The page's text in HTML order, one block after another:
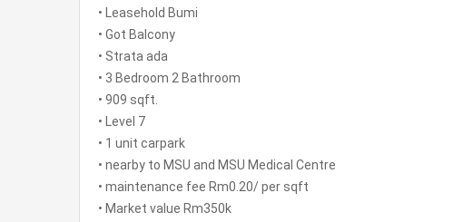
• Leasehold Bumi
• Got Balcony
• Strata ada
• 3 Bedroom 2 Bathroom
• 909 sqft.
• Level 7
• 1 unit carpark
• nearby to MSU and MSU Medical Centre
• maintenance fee Rm0.20/ per sqft
• Market value Rm350k